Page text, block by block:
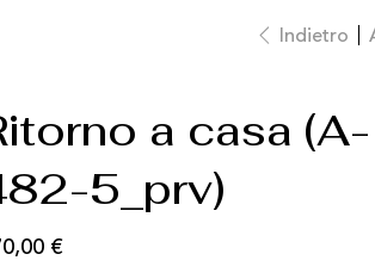
Indietro
a casa (A-
5_prv)
€